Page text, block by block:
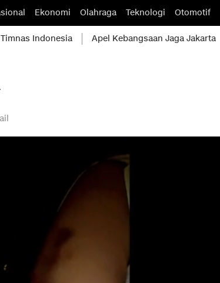
Ekonomi Olahraga Teknologi Otomotif
Timnas Indonesia Apel Kebangsaan Jaga Jakarta